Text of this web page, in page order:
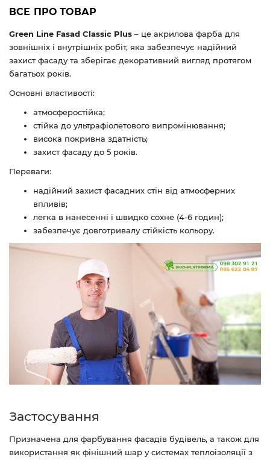
ВСЕ ПРО ТОВАР
Green Line Fasad Classic Plus – це акрилова фарба для
зовнішніх і внутрішніх робіт, яка забезпечує надійний
захист фасаду та зберігає декоративний вигляд протягом
багатьох років.
Основні властивості:
атмосферостійка;
стійка до ультрафіолетового випромінювання;
висока покривна здатність;
захист фасаду до 5 років.
Переваги:
надійний захист фасадних стін від атмосферних
впливів;
легка в нанесенні і швидко сохне (4-6 годин);
забезпечує довготривалу стійкість кольору.
Застосування
Призначена для фарбування фасадів будівель, а також для
використання як фінішний шар у системах теплоізоляції з